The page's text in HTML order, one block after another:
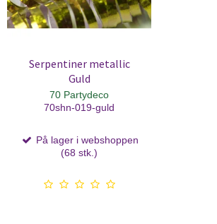
Serpentiner metallic
Guld
70 Partydeco
70shn-019-guld
På lager i webshoppen
(68 stk.)